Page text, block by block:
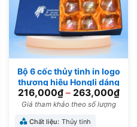
Bộ 6 cốc thủy tinh in logo
thương hiệu Hongli dáng
trứng tròn trắng 350ml
BCS-01
216,000₫– 263,000₫
Giá tham khảo theo số lượng
Chất liệu: Thủy tinh